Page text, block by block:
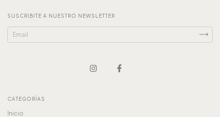
SUSCRIBITE A NUESTRO NEWSLETTER
CATEGORÍAS
Inicio